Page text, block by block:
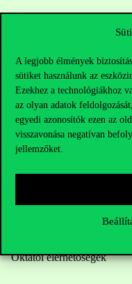
A legjobb élmények
sütiket használunk az
Ezekhez a technológiákhoz
az olyan adatok
egyedi azonosítók ezen az
visszavonása negatívan
jellemzőket.
Elérhetőségek
+36 1 482
Kérdésed van a
Oktatói elérhetőségek